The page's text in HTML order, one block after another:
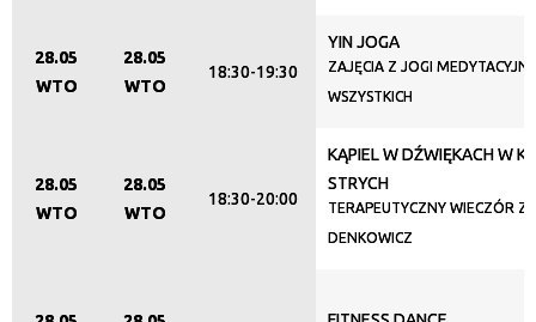
28.05
WTO
28.05
WTO
18:30-19:30
YIN JOGA
ZAJĘCIA Z JOGI
WSZYSTKICH
28.05
WTO
28.05
WTO
18:30-20:00
KĄPIEL W DŹWIĘKACH W
STRYCH
TERAPEUTYCZNY WIECZÓR Z
DENKOWICZ